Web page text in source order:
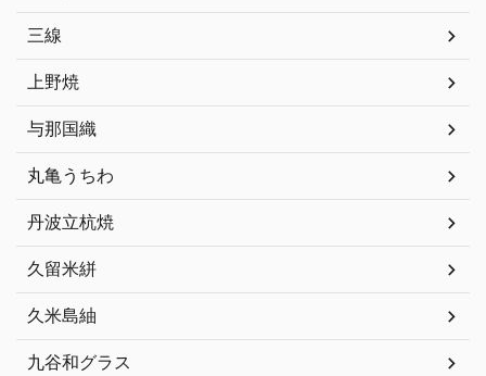
三線
上野焼
与那国織
丸亀うちわ
丹波立杭焼
久留米絣
久米島紬
九谷和グラス